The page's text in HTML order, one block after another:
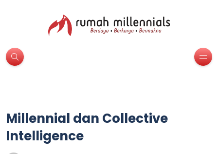
Millennial dan Collective
Intelligence